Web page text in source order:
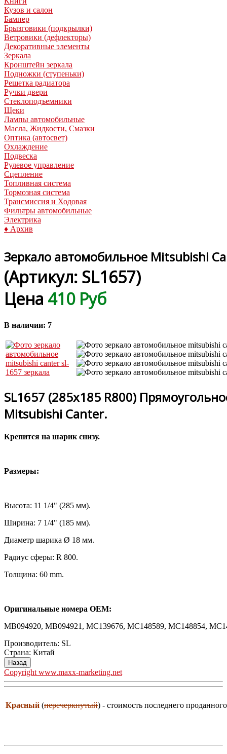
Кузов и салон
Бампер
Брызговики (подкрылки)
Ветровики (дефлекторы)
Декоративные элементы
Зеркала
Кронштейн зеркала
Подножки (ступеньки)
Решетка радиатора
Ручки двери
Стеклоподъемники
Щеки
Лампы автомобильные
Масла, Жидкости, Смазки
Оптика (автосвет)
Охлаждение
Подвеска
Рулевое управление
Сцепление
Топливная система
Тормозная система
Трансмиссия и Ходовая
Фильтры автомобильные
Электрика
♦ Архив
Зеркало автомобильное Mitsubishi
(Артикул: SL1657)
Цена 410 Руб
В наличии: 7
SL1657 (285x185 R800)
Mitsubishi Canter.
Крепится на шарик снизу.
Размеры:
Высота: 11 1/4" (285 мм).
Ширина: 7 1/4" (185 мм).
Диаметр шарика Ø 18 мм.
Радиус сферы: R 800.
Толщина: 60 mm.
Оригинальные номера OEM:
MB094920, MB094921, MC139676, MC148589, MC148854,
Производитель: SL
Страна: Китай
Copyright www.maxx-marketing.net
Красный (перечеркнутый) - стоимость последнего